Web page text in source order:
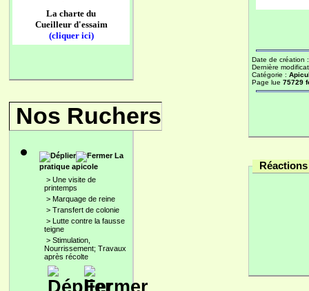
La charte du
Cueilleur d'essaim
(cliquer ici)
Nos Ruchers
La
pratique apicole
> Une visite de
printemps
> Marquage de reine
> Transfert de colonie
> Lutte contre la fausse
teigne
> Stimulation,
Nourrissement; Travaux
après récolte
Date de création
Dernière
Catégorie :
Page lue 75729